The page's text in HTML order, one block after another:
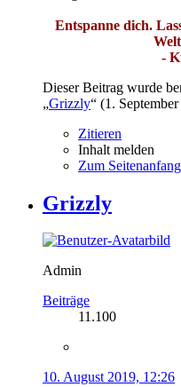
Entspanne dich.
-
Dieser Beitrag wurde
„Grizzly“ (1.
Zitieren
Inhalt melden
Zum Seitenanfang
Grizzly
Admin
Beiträge
11.100
10. August 2019, 12:26